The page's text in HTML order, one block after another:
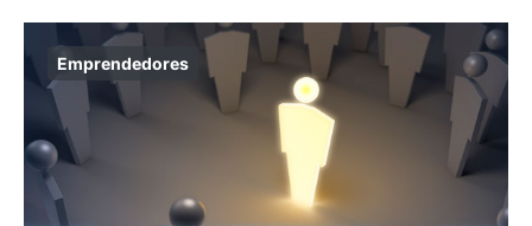
Emprendedores